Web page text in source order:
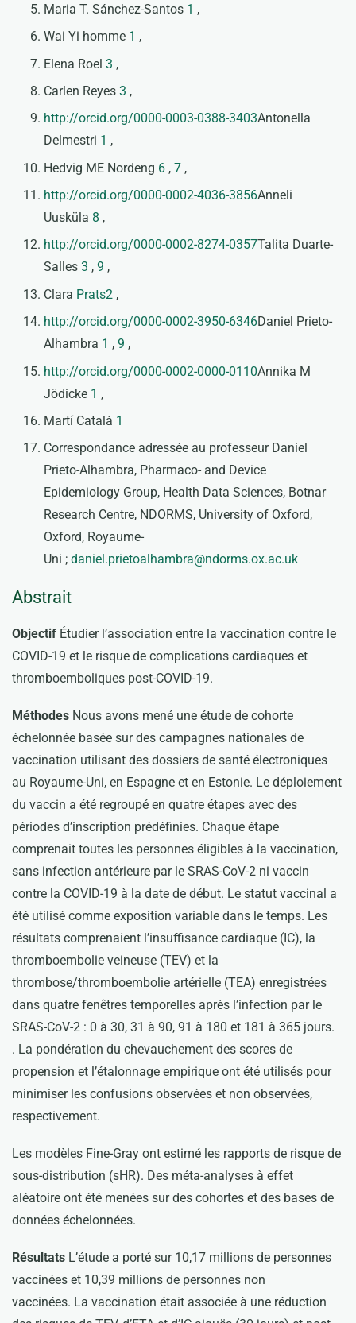
Maria T. Sánchez-Santos 1 ,
Wai Yi homme 1 ,
Elena Roel 3 ,
Carlen Reyes 3 ,
http://orcid.org/0000-0003-0388-3403Antonella
Delmestri 1 ,
Hedvig ME Nordeng 6 , 7 ,
http://orcid.org/0000-0002-4036-3856Anneli
Uusküla 8 ,
http://orcid.org/0000-0002-8274-0357Talita Duarte-
Salles 3 , 9 ,
Clara Prats2 ,
http://orcid.org/0000-0002-3950-6346Daniel Prieto-
Alhambra 1 , 9 ,
http://orcid.org/0000-0002-0000-0110Annika M
Jödicke 1 ,
Martí Català 1
Correspondance adressée au professeur Daniel
Prieto-Alhambra, Pharmaco- and Device
Epidemiology Group, Health Data Sciences, Botnar
Research Centre, NDORMS, University of Oxford,
Oxford, Royaume-
Uni ; daniel.prietoalhambra@ndorms.ox.ac.uk
Abstrait
Objectif Étudier l’association entre la vaccination contre le
COVID-19 et le risque de complications cardiaques et
thromboemboliques post-COVID-19.
Méthodes Nous avons mené une étude de cohorte
échelonnée basée sur des campagnes nationales de
vaccination utilisant des dossiers de santé électroniques
au Royaume-Uni, en Espagne et en Estonie. Le déploiement
du vaccin a été regroupé en quatre étapes avec des
périodes d’inscription prédéfinies. Chaque étape
comprenait toutes les personnes éligibles à la vaccination,
sans infection antérieure par le SRAS-CoV-2 ni vaccin
contre la COVID-19 à la date de début. Le statut vaccinal a
été utilisé comme exposition variable dans le temps. Les
résultats comprenaient l’insuffisance cardiaque (IC), la
thromboembolie veineuse (TEV) et la
thrombose/thromboembolie artérielle (TEA) enregistrées
dans quatre fenêtres temporelles après l’infection par le
SRAS-CoV-2 : 0 à 30, 31 à 90, 91 à 180 et 181 à 365 jours.
. La pondération du chevauchement des scores de
propension et l’étalonnage empirique ont été utilisés pour
minimiser les confusions observées et non observées,
respectivement.
Les modèles Fine-Gray ont estimé les rapports de risque de
sous-distribution (sHR). Des méta-analyses à effet
aléatoire ont été menées sur des cohortes et des bases de
données échelonnées.
Résultats L’étude a porté sur 10,17 millions de personnes
vaccinées et 10,39 millions de personnes non
vaccinées. La vaccination était associée à une réduction